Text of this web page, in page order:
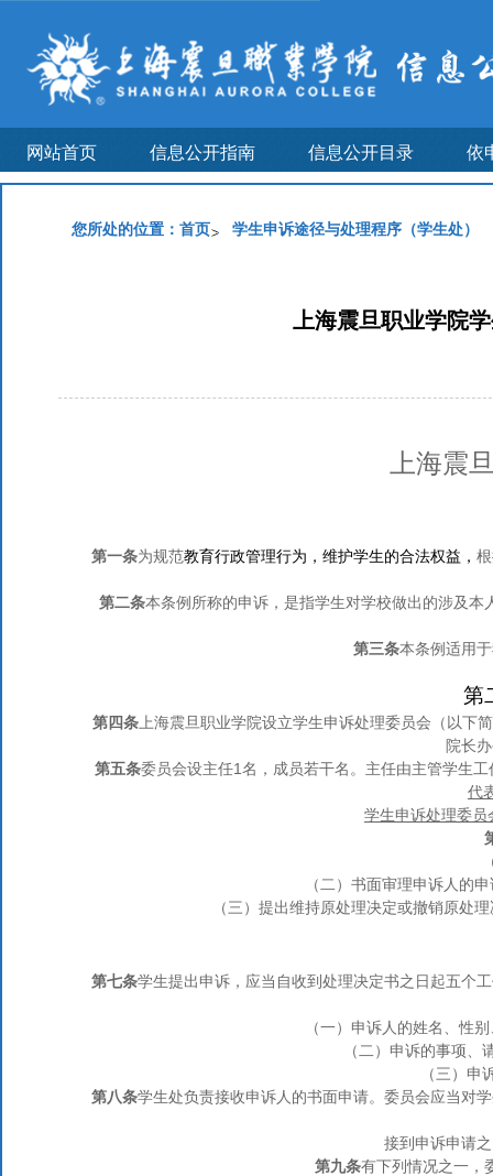
网站首页 信息公开指南 信息公开目录 依
您所处的位置： 首页 学生申诉途径与处理程序（学生处）
上海震旦职业学院
上海震
第一条为规范教育行政管理行为，维护学生的合法权益，
第二条本条例所称的申诉，是指学生对学校做出的涉及
第三条本条例适用
第
第四条上海震旦职业学院设立学生申诉处理委员会（以下
院长
第五条委员会设主任1 名，成员若干名。主任由主管学生
代
学生申诉处理委员
（二） 书面审理申诉人的
（三） 提出维持原处理决定或撤销原处
第七条学生提出申诉，应当自收到处理决定书之日起五个
（一） 申诉人的姓名、性
（二） 申诉的事项、
（三）
申
第八条学生处负责接收申诉人的书面申请。委员会应当对
接到申诉申请
第九条有下列情况之一，